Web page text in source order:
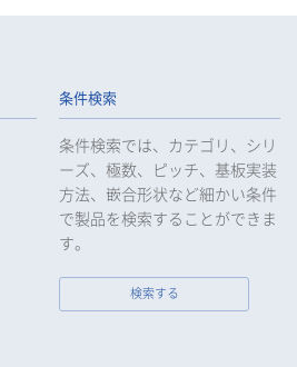
切な監督を行います。
管理が図られるよう必要かつ適切な監
て定められている場合を除き、お客様
じめ、ご本人の同意を得ることなく第
たしません。
れている場合を除き、第三者に個人デ
は受けたときは、法令で定められた確
行いたします。
条件検索
条件検索では、カテゴリ、シリ
ーズ、極数、ピッチ、基板実装
方法、嵌合形状など細かい条件
で製品を検索することができま
す。
検索する